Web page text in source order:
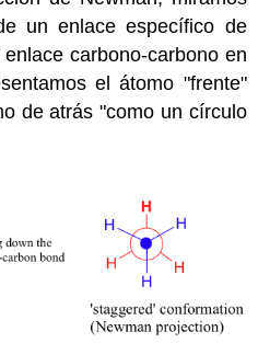
un enlace específico de
carbono-carbono en
el átomo "frente"
de atrás "como un círculo